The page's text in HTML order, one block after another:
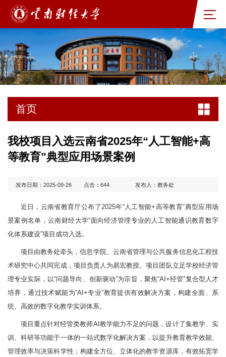
首页
我校项目入选云南省2025年“人工智能+高
等教育”典型应用场景案例
发布日期：2025-09-26 点击： 644 发布人：教务处
近日，云南省教育厅公布了2025年“人工智能+高等教育”典型应用场
景案例名单，云南财经大学“面向经济管理专业的人工智能通识教育数字
化体系建设”项目成功入选。
项目由教务处牵头，信息学院、云南省管理与公共服务信息化工程技
术研究中心共同完成，项目负责人为易宏教授。项目团队立足学校经济管
理专业实际，以“问题导向、创新驱动”为宗旨 ，聚焦“AI+经管”复合型人才
培养，通过技术赋能为“AI+专业”教育提供有效解决方案，构建全面、系
统、高效的数字化教学实训体系。
项目重点针对经管类教师AI教学能力不足的问题，设计了集教学、实
训、科研等功能于一体的一站式数字化解决方案，以提升教育教学效能、
管理效率与决策科学性；构建全方位、立体化的教学资源库，有效拓宽学